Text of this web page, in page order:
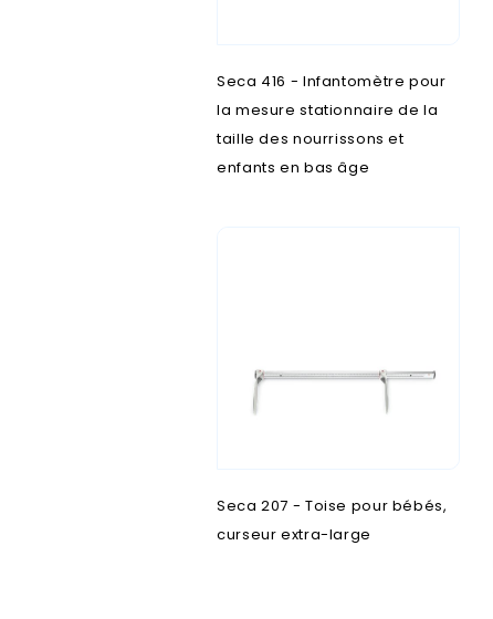
Seca 416 - Infantomètre pour
la mesure stationnaire de la
taille des nourrissons et
enfants en bas âge
Seca 207 - Toise pour bébés,
curseur extra-large